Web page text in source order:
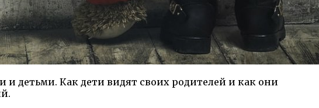
детьми. Как дети видят своих родителей и как они